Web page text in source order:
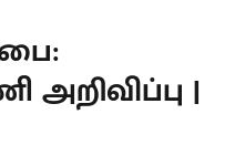
அறிவிப்பு |